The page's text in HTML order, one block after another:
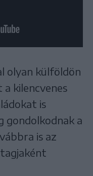
olyan külföldön
kilencvenes
is
gondolkodnak a
is az